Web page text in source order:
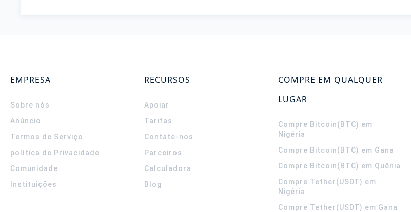
EMPRESA
Sobre nós
Anúncio
Termos de Serviço
política de Privacidade
Comunidade
Instituições
RECURSOS
Apoiar
Tarifas
Contate-nos
Parceiros
Calculadora
Blog
COMPRE EM QUALQUER
LUGAR
Compre Bitcoin(BTC) em
Nigéria
Compre Bitcoin(BTC) em Gana
Compre Bitcoin(BTC) em Quênia
Compre Tether(USDT) em
Nigéria
Compre Tether(USDT) em Gana